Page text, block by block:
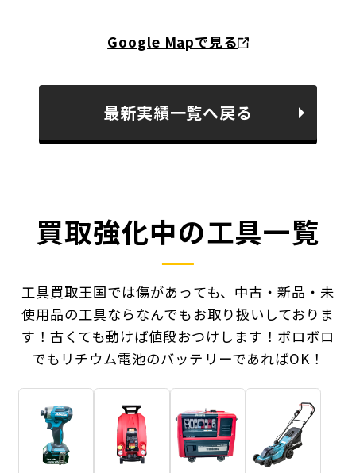
Google Mapで見る
最新実績一覧へ戻る
買取強化中の工具一覧
工具買取王国では傷があっても、中古・新品・未
使用品の工具ならなんでもお取り扱いしておりま
す！ 古くても動けば値段おつけします！ボロボロ
でもリチウム電池のバッテリーであればOK！